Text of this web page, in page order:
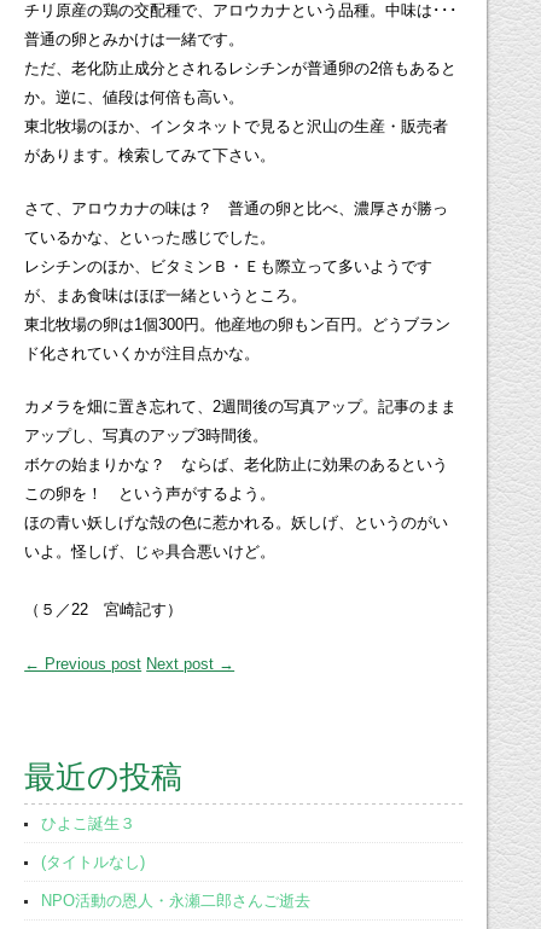
チリ原産の鶏の交配種で、アロウカナという品種。中味は･･･
普通の卵とみかけは一緒です。
ただ、老化防止成分とされるレシチンが普通卵の2倍もあると
か。逆に、値段は何倍も高い。
東北牧場のほか、インタネットで見ると沢山の生産・販売者
があります。検索してみて下さい。
さて、アロウカナの味は？ 普通の卵と比べ、濃厚さが勝っ
ているかな、といった感じでした。
レシチンのほか、ビタミンＢ・Ｅも際立って多いようです
が、まあ食味はほぼ一緒というところ。
東北牧場の卵は1個300円。他産地の卵もン百円。どうブラン
ド化されていくかが注目点かな。
カメラを畑に置き忘れて、2週間後の写真アップ。記事のまま
アップし、写真のアップ3時間後。
ボケの始まりかな？ ならば、老化防止に効果のあるという
この卵を！ という声がするよう。
ほの青い妖しげな殻の色に惹かれる。妖しげ、というのがい
いよ。怪しげ、じゃ具合悪いけど。
（５／22 宮崎記す）
← Previous post Next post →
最近の投稿
ひよこ誕生３
(タイトルなし)
NPO活動の恩人・永瀬二郎さんご逝去